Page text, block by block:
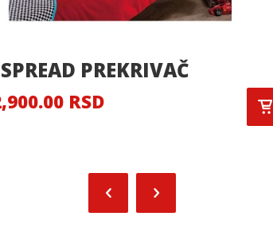
PREKRIVAČ
RSD